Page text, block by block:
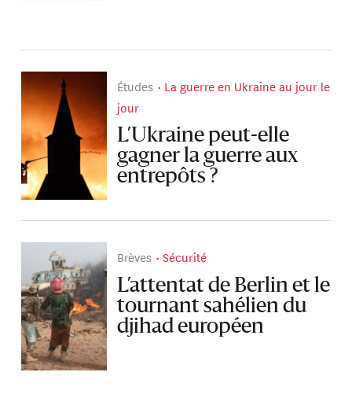
Études
La guerre en Ukraine au jour le
jour
L’Ukraine peut-elle
gagner la guerre aux
entrepôts ?
Brèves Sécurité
L’attentat de Berlin et le
tournant sahélien du
djihad européen